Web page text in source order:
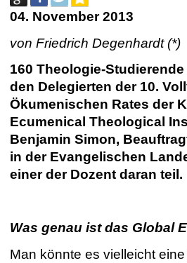
04. November 2013
von Friedrich Degenhardt (*)
160 Theologie-
den Delegierten der 10.
Ökumenischen Rates der
Ecumenical Theological
Benjamin Simon,
in der Evangelischen
einer der Dozent daran teil.
Was genau ist das Global
Man könnte es vielleicht